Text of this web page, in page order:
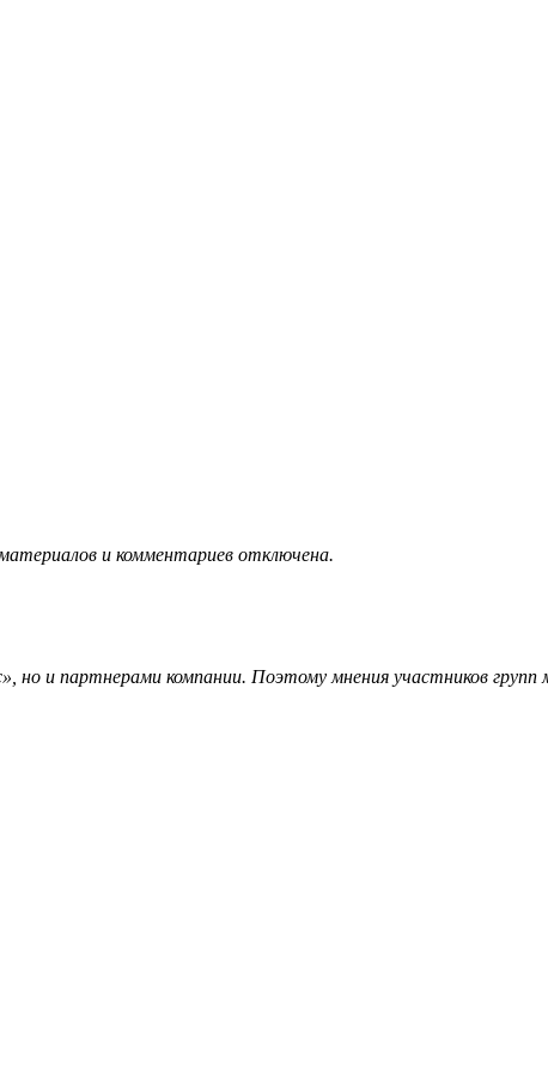
и комментариев отключена.
и партнерами компании. Поэтому мнения участников групп